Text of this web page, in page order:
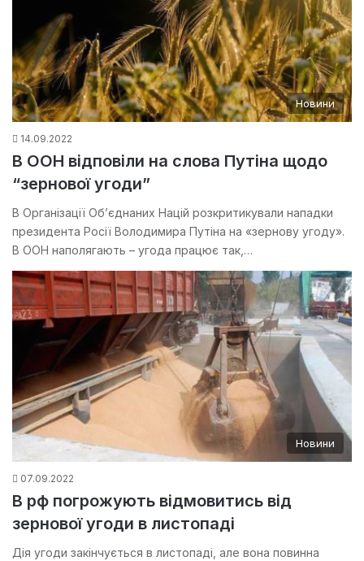
Новини
14.09.2022
В ООН відповіли на слова Путіна щодо
“зернової угоди”
В Організації Об’єднаних Націй розкритикували нападки
президента Росії Володимира Путіна на «зернову угоду».
В ООН наполягають – угода працює так,…
Новини
07.09.2022
В рф погрожують відмовитись від
зернової угоди в листопаді
Дія угоди закінчується в листопаді, але вона повинна